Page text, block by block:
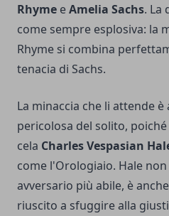
Rhyme eAmelia Sachs. La
come sempre esplosiva: la
Rhyme si combina
tenacia di Sachs.
La minaccia che li attende
pericolosa del solito,
cela Charles Vespasian
come l'Orologiaio. Hale
avversario più abile, è
riuscito a sfuggire alla